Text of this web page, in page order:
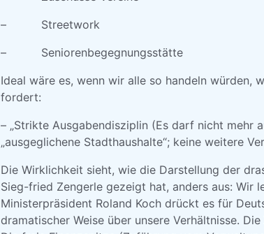
– Streetwork
– Seniorenbegegnungsstätte
Ideal wäre es, wenn wir alle so handeln würden,
fordert:
– „Strikte Ausgabendisziplin (Es darf nicht mehr
„ausgeglichene Stadthaushalte“; keine weitere
Die Wirklichkeit sieht, wie die Darstellung der
Sieg-fried Zengerle gezeigt hat, anders aus: Wir
Ministerpräsident Roland Koch drückt es für
dramatischer Weise über unsere Verhältnisse.